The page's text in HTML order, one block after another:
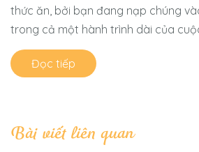
thức ăn, bởi bạn đang nạp chúng
trong cả một hành trình dài của
Đọc tiếp
Bài viết liên quan